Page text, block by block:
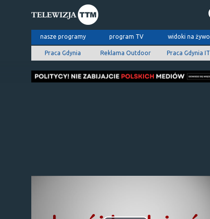
nasze programy program TV widoki na żywo
Praca Gdynia Reklama Outdoor Praca Gdynia IT